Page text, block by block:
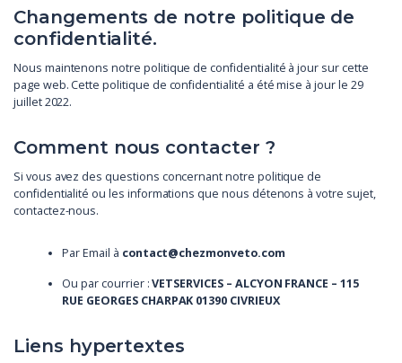
Changements de notre politique de
confidentialité.
Nous maintenons notre politique de confidentialité à jour sur cette
page web. Cette politique de confidentialité a été mise à jour le 29
juillet 2022.
Comment nous contacter ?
Si vous avez des questions concernant notre politique de
confidentialité ou les informations que nous détenons à votre sujet,
contactez-nous.
Par Email à contact@chezmonveto.com
Ou par courrier :VETSERVICES – ALCYON FRANCE – 115
RUE GEORGES CHARPAK 01390 CIVRIEUX
Liens hypertextes